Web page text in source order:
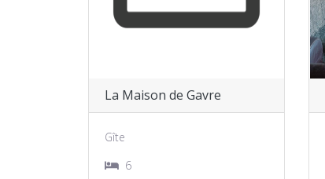
La Maison de Gavre
Gîte
6